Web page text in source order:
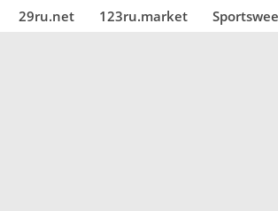
29ru.net 123ru.market